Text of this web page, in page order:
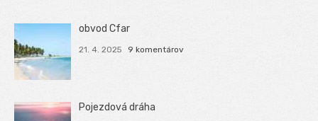
obvod Cfar
21. 4. 2025 9 komentárov
Pojezdová dráha